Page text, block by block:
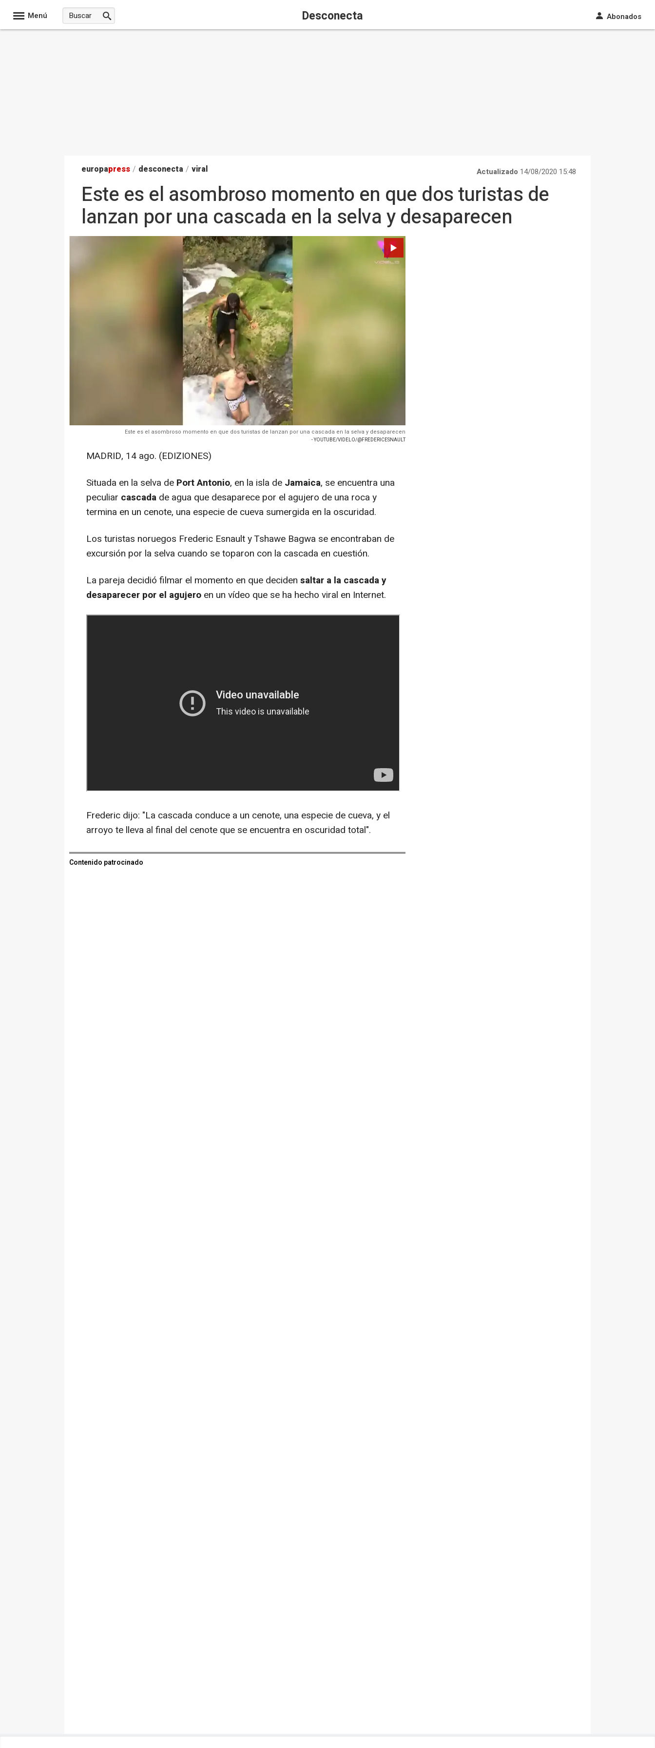
Menú Desconecta Abonados
europapress / desconecta / viral Actualizado 14/08/2020 15:48
Este es el asombroso momento en que dos turistas de
lanzan por una cascada en la selva y desaparecen
Este es el asombroso momento en que dos turistas de lanzan por una cascada en la selva y desaparecen
- YOUTUBE/VIDELO/@FREDERICESNAULT
MADRID, 14 ago. (EDIZIONES)
Situada en la selva de Port Antonio, en la isla de Jamaica, se encuentra una
peculiar cascada de agua que desaparece por el agujero de una roca y
termina en un cenote, una especie de cueva sumergida en la oscuridad.
Los turistas noruegos Frederic Esnault y Tshawe Bagwa se encontraban de
excursión por la selva cuando se toparon con la cascada en cuestión.
La pareja decidió filmar el momento en que deciden saltar a la cascada y
desaparecer por el agujero en un vídeo que se ha hecho viral en Internet.
Frederic dijo: "La cascada conduce a un cenote, una especie de cueva, y el
arroyo te lleva al final del cenote que se encuentra en oscuridad total".
Contenido patrocinado